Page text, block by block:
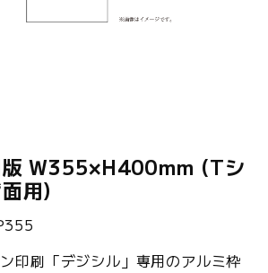
版 W355×H400mm (Tシ
用)
印刷「デジシル」専用のアルミ枠